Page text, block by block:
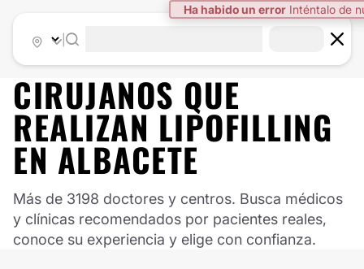
Ha habido un error Inténtalo de
CIRUJANOS QUE
REALIZAN LIPOFILLING
EN ALBACETE
Más de 3198 doctores y centros. Busca médicos
y clínicas recomendados por pacientes reales,
conoce su experiencia y elige con confianza.